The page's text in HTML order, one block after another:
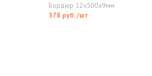
Бордюр 12x500x9мм
378 руб./шт